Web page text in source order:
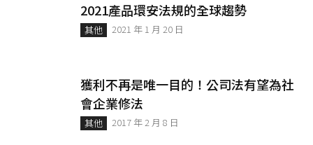
2021產品環安法規的全球趨勢
其他 2021 年 1 月 20 日
獲利不再是唯一目的！公司法有望為社
會企業修法
其他 2017 年 2 月 8 日